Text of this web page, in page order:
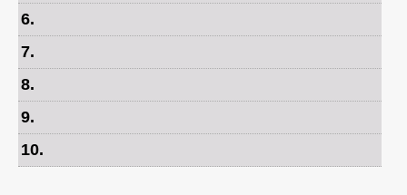
6.
7.
8.
9.
10.